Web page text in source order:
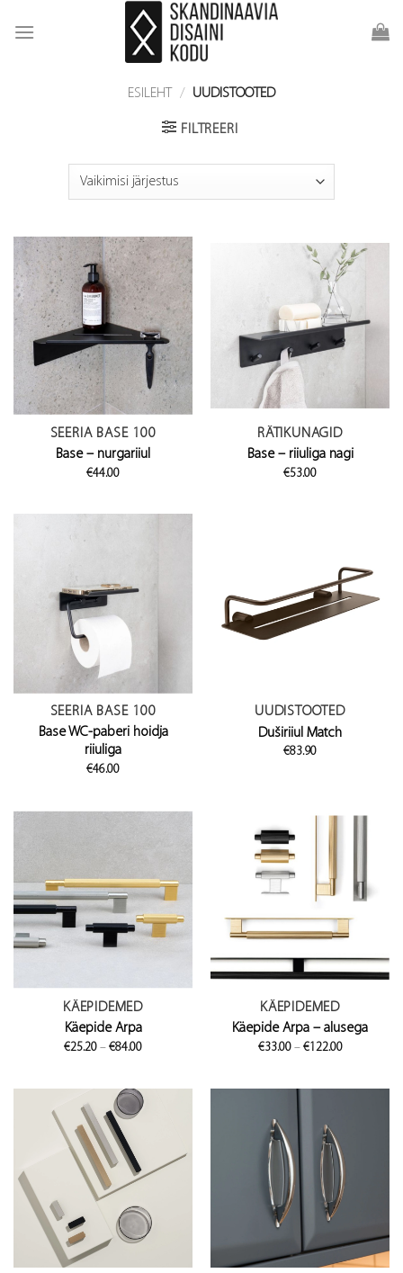
ESILEHT / UUDISTOOTED
FILTREERI
SEERIA BASE 100
Base – nurgariiul
€44.00
RÄTIKUNAGID
Base – riiuliga nagi
€53.00
SEERIA BASE 100
Base WC-paberi hoidja
riiuliga
€46.00
UUDISTOOTED
Duširiiul Match
€83.90
KÄEPIDEMED
Käepide Arpa
€25.20 – €84.00Price
€84.00
KÄEPIDEMED
Käepide Arpa – alusega
€33.00 – €122.00Price